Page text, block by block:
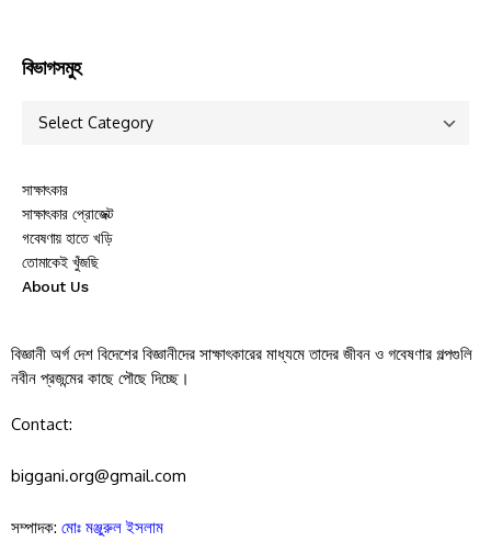
বিভাগসমুহ
সাক্ষাৎকার
সাক্ষাৎকার প্রোজেক্ট
গবেষণায় হাতে খড়ি
তোমাকেই খুঁজছি
About Us
বিজ্ঞানী অর্গ দেশ বিদেশের বিজ্ঞানীদের সাক্ষাৎকারের মাধ্যমে তাদের জীবন ও গবেষণার গল্পগুলি
নবীন প্রজন্মের কাছে পৌছে দিচ্ছে।
Contact:
biggani.org@gmail.com
সম্পাদক: মোঃ মঞ্জুরুল ইসলাম